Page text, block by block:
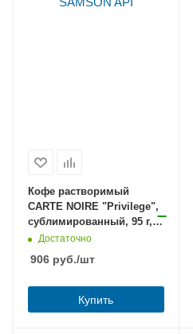
Кофе растворимый
CARTE NOIRE "Privilege",
сублимированный, 95 г,
стеклянная банка,
Достаточно
906 руб./шт
Купить